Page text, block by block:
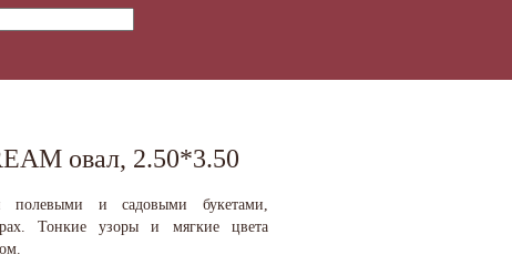
овал, 2.50*3.50
полевыми и садовыми букетами,
Тонкие узоры и мягкие цвета